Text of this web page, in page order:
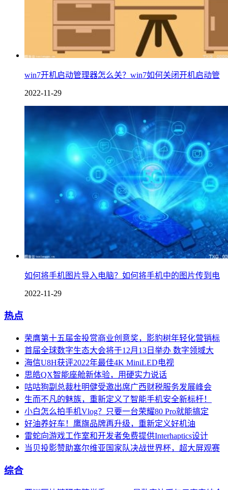
win7开机启动管理器怎么关？win7如何关闭开机启动管
2022-11-29
如何将手机图片导入电脑？如何将手机中的图片传到电
2022-11-29
热点
荣膺第十五届金投赏商业创意奖，影豹树年轻化营销标
首届全球数字生态大会将于12月13日举办 数字领域大
海信U8H获评2022年最佳4K MiniLED电视
思皓QX智能座舱新体验，用硬实力说话
咕咕狗副总裁杜明健受邀出席广西财税服务发展峰会
生而不凡的魅族，重新定义了智能手机安全新标杆！
小白怎么拍手机Vlog？只要一台荣耀80 Pro就能搞定
好油养好车！鹰旗品牌再升级，重新定义好机油
雷蛇向游戏工作室和开发者免费提供Interhaptics设计
当贝投影赞助塞尔维亚国家队决战世界杯，超大屏观赛
综合